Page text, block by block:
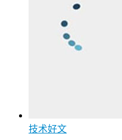
技术好文